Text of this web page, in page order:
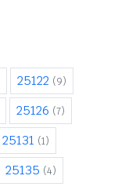
25122 (9)
25126 (7)
25131 (1)
25135 (4)